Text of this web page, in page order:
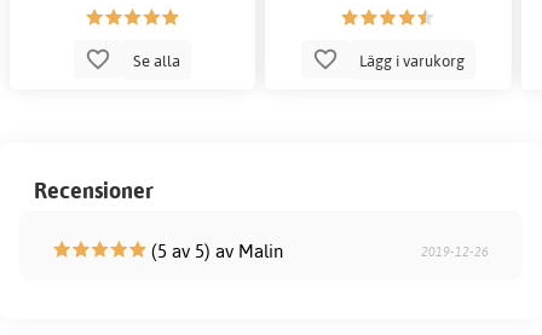
Se alla Lägg i varukorg
Recensioner
(5 av 5) av Malin 2019-12-26